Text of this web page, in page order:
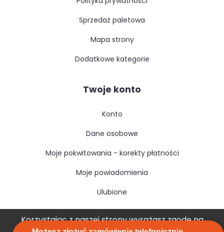
Korzystając z naszej strony wyrażasz zgodę na
sprzedaż paletowa
mapa strony
dodatkowe kategorie
Twoje konto
konto
dane osobowe
moje pokwitowania - korekty płatności
moje powiadomienia
ulubione